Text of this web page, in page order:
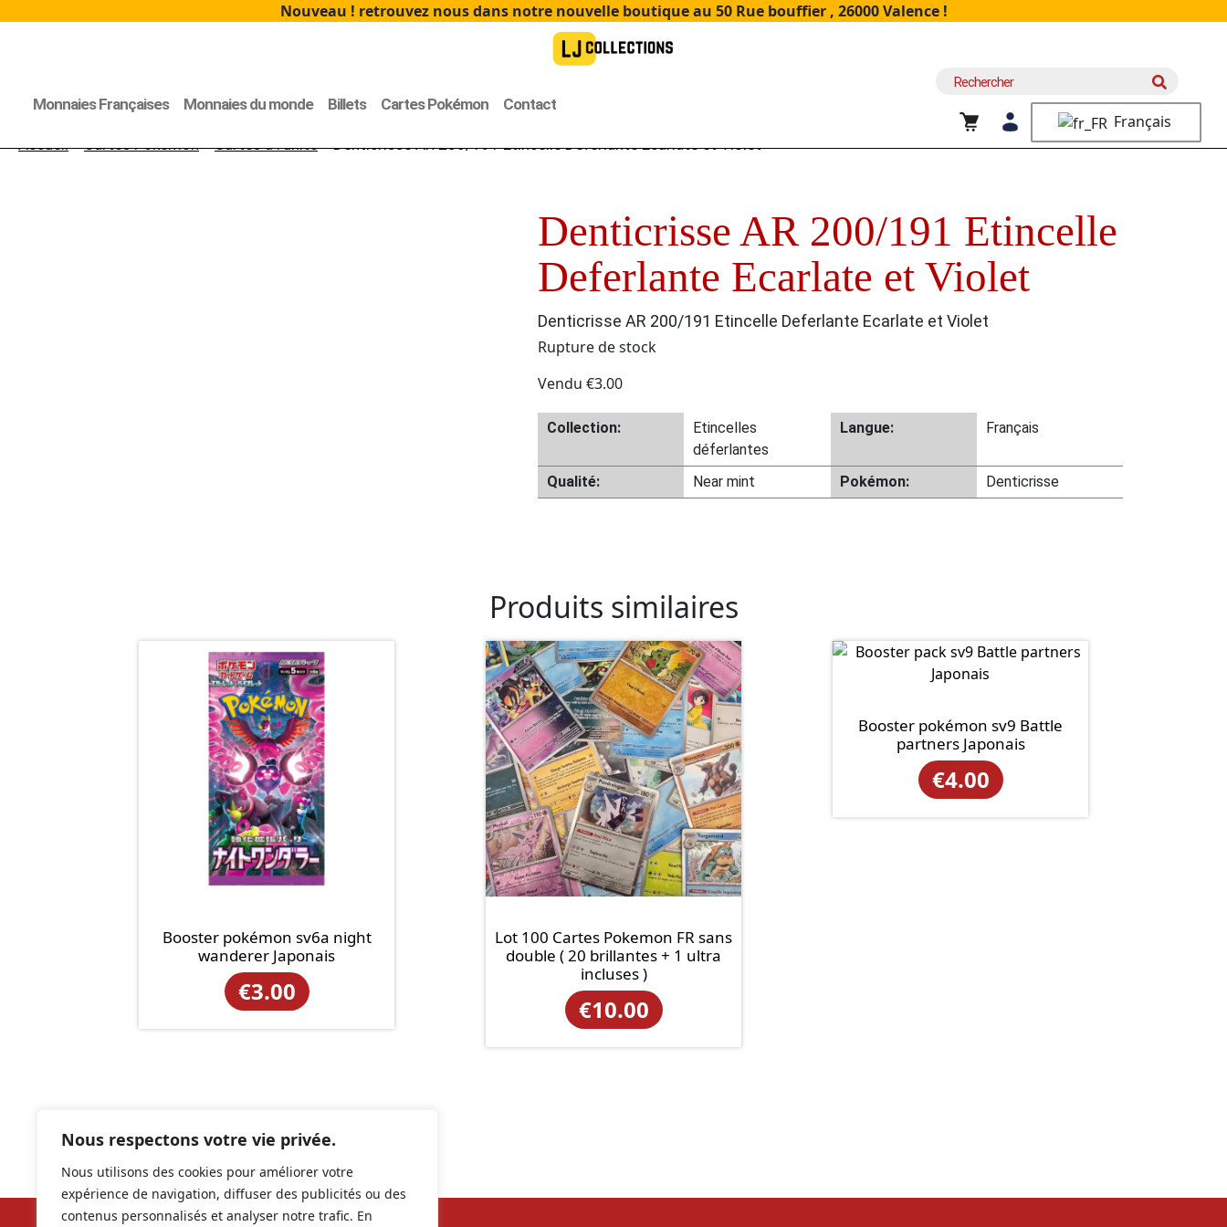
Nous respectons votre vie privée.
Nous utilisons des cookies pour améliorer votre
expérience de navigation, diffuser des publicités ou des
contenus personnalisés et analyser notre trafic. En
Nouveau ! retrouvez nous dans notre nouvelle boutique au 50 Rue bouffier , 26000 Valence !
Monnaies Françaises Monnaies du monde Billets Cartes Pokémon Contact
Recherche
Français
Accueil>Cartes Pokémon>Cartes à l'unité> Denticrisse AR 200/191 Etincelle Deferlante Ecarlate et Violet
Denticrisse AR 200/191 Etincelle
Deferlante Ecarlate et Violet
Denticrisse AR 200/191 Etincelle Deferlante Ecarlate et Violet
Rupture de stock
Vendu €3.00
Collection:
Etincelles
déferlantes
Langue: Français
Qualité: Near mint Pokémon: Denticrisse
Produits similaires
Booster pokémon sv6a night
wanderer Japonais
€3.00
Lot 100 Cartes Pokemon FR sans
double ( 20 brillantes + 1 ultra
incluses )
€10.00
Booster pokémon sv9 Battle
partners Japonais
€4.00